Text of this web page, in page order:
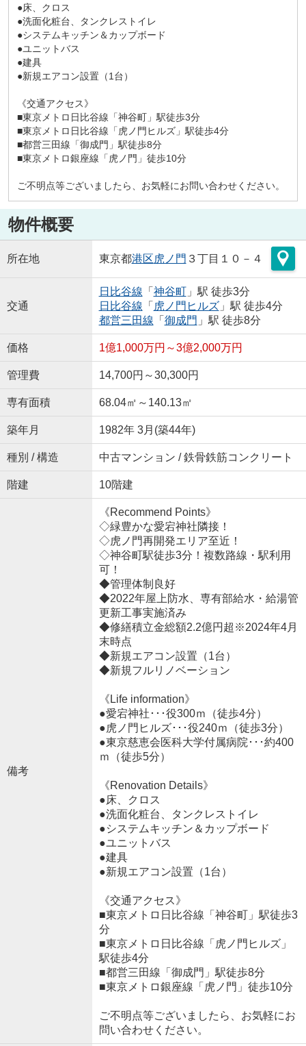
●床、クロス
●洗面化粧台、タンクレストイレ
●システムキッチン＆カップボード
●ユニットバス
●建具
●新規エアコン設置（1台）
《交通アクセス》
■東京メトロ日比谷線「神谷町」駅徒歩3分
■東京メトロ日比谷線「虎ノ門ヒルズ」駅徒歩4分
■都営三田線「御成門」駅徒歩8分
■東京メトロ銀座線「虎ノ門」徒歩10分
ご不明点等ございましたら、お気軽にお問い合わせください。
物件概要
所在地 東京都港区虎ノ門 ３丁目１０－４
交通
日比谷線 「 神谷町」駅 徒歩3分
日比谷線 「 虎ノ門ヒルズ」駅 徒歩4分
都営三田線 「 御成門 」駅 徒歩8分
価格 1億1,000万円～3億2,000万円
管理費 14,700円～30,300円
専有面積 68.04㎡～140.13㎡
築年月 1982年 3月(築44年)
種別 / 構造 中古マンション / 鉄骨鉄筋コンクリート
階建 10階建
備考
《Recommend Points》
◇緑豊かな愛宕神社隣接！
◇虎ノ門再開発エリア至近！
◇神谷町駅徒歩3分！複数路線・駅利用
可！
◆管理体制良好
◆2022年屋上防水、専有部給水・給湯管
更新工事実施済み
◆修繕積立金総額2.2億円超※2024年4月
末時点
◆新規エアコン設置（1台）
◆新規フルリノベーション
《Life information》
●愛宕神社･･･役300ｍ（徒歩4分）
●虎ノ門ヒルズ･･･役240ｍ（徒歩3分）
●東京慈恵会医科大学付属病院･･･約400
ｍ（徒歩5分）
《Renovation Details》
●床、クロス
●洗面化粧台、タンクレストイレ
●システムキッチン＆カップボード
●ユニットバス
●建具
●新規エアコン設置（1台）
《交通アクセス》
■東京メトロ日比谷線「神谷町」駅徒歩3
分
■東京メトロ日比谷線「虎ノ門ヒルズ」
駅徒歩4分
■都営三田線「御成門」駅徒歩8分
■東京メトロ銀座線「虎ノ門」徒歩10分
ご不明点等ございましたら、お気軽にお
問い合わせください。